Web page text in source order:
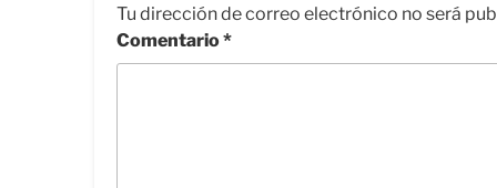
Tu dirección de correo electrónico no será
Comentario*